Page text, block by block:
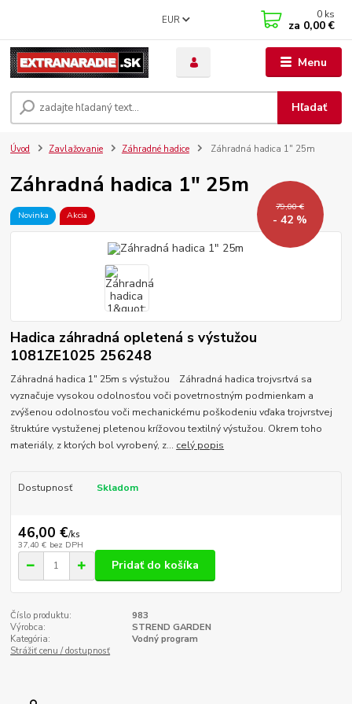
Menu
EUR
Hľadať
0 ks
za 0,00 €
Úvod Zavlažovanie Záhradné hadice Záhradná hadica 1" 25m
Záhradná hadica 1" 25m
Novinka Akcia
79,00 €
- 42 %
Hadica záhradná opletená s výstužou
1081ZE1025 256248
Záhradná hadica 1" 25m s výstužou Záhradná hadica trojvsrtvá sa
vyznačuje vysokou odolnosťou voči povetrnostným podmienkam a
zvýšenou odolnosťou voči mechanickému poškodeniu vďaka trojvrstvej
štruktúre vystuženej pletenou krížovou textilný výstužou. Okrem toho
materiály, z ktorých bol vyrobený, z... celý popis
Dostupnosť Skladom
46,00 €/ks
37,40 € bez DPH
Pridať do košíka
Číslo produktu:
983
Výrobca:
STREND GARDEN
Kategória:
Vodný program
Strážiť cenu / dostupnosť